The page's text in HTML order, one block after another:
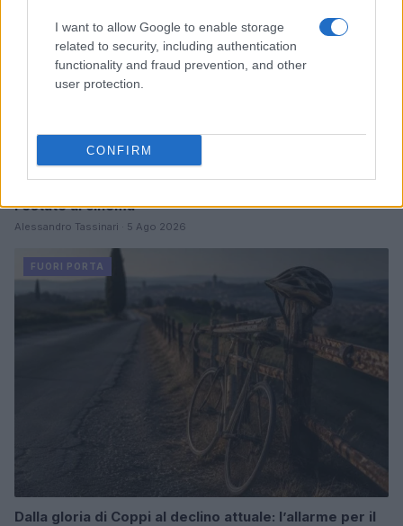
I want to allow Google to enable storage
related to security, including authentication
functionality and fraud prevention, and other
user protection.
CONFIRM
l’estate al cinema
Alessandro Tassinari · 5 Ago 2026
FUORI PORTA
Dalla gloria di Coppi al declino attuale: l’allarme per il